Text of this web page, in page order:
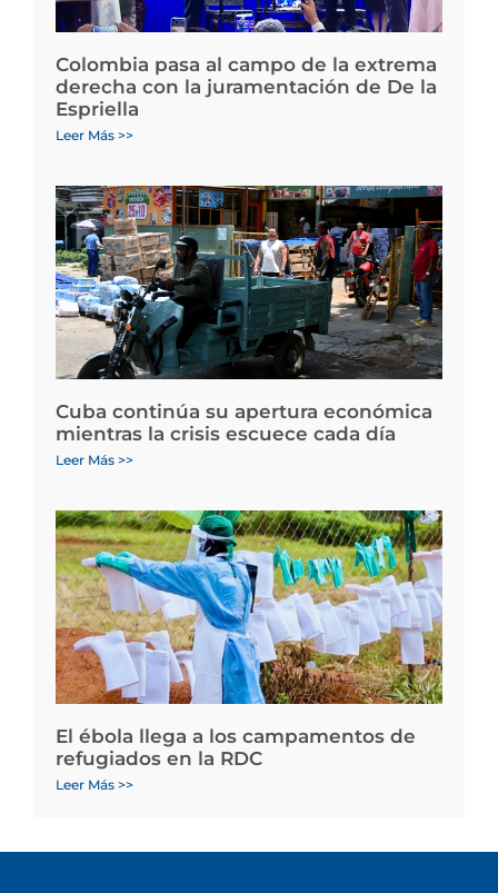
Colombia pasa al campo de la extrema
derecha con la juramentación de De la
Espriella
Leer Más >>
Cuba continúa su apertura económica
mientras la crisis escuece cada día
Leer Más >>
El ébola llega a los campamentos de
refugiados en la RDC
Leer Más >>